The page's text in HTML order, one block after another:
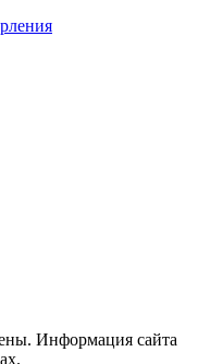
Информация сайта